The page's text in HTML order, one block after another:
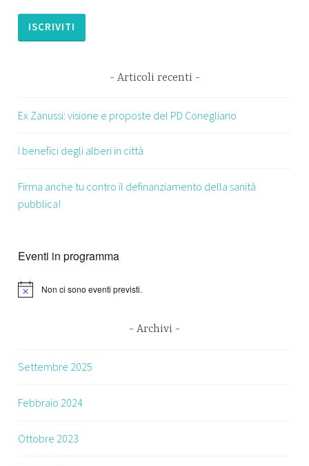
Articoli recenti
Ex Zanussi: visione e proposte del PD Conegliano
I benefici degli alberi in città
Firma anche tu contro il definanziamento della sanità
pubblica!
Eventi in programma
Non ci sono eventi previsti.
Archivi
Settembre 2025
Febbraio 2024
Ottobre 2023